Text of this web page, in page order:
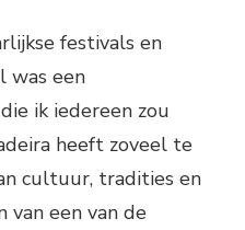
festivals en
was een
ik iedereen zou
heeft zoveel te
cultuur, tradities en
van een van de